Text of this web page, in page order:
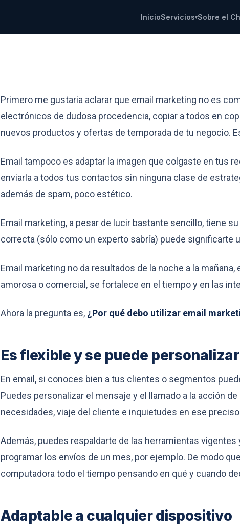
InicioServicios▾Sobre el
Primero me gustaria aclarar que email marketing no es
electrónicos de dudosa procedencia, copiar a todos en
nuevos productos y ofertas de temporada de tu negocio.
Email tampoco es adaptar la imagen que colgaste en tus
enviarla a todos tus contactos sin ninguna clase de
además de spam, poco estético.
Email marketing, a pesar de lucir bastante sencillo, tiene
correcta (sólo como un experto sabría) puede significarte
Email marketing no da resultados de la noche a la
amorosa o comercial, se fortalece en el tiempo y en las
Ahora la pregunta es, ¿Por qué debo utilizar email
Es flexible y se puede personalizar
En email, si conoces bien a tus clientes o segmentos
Puedes personalizar el mensaje y el llamado a la acción
necesidades, viaje del cliente e inquietudes en ese
Además, puedes respaldarte de las herramientas
programar los envíos de un mes, por ejemplo. De modo
computadora todo el tiempo pensando en qué y cuando
Adaptable a cualquier dispositivo